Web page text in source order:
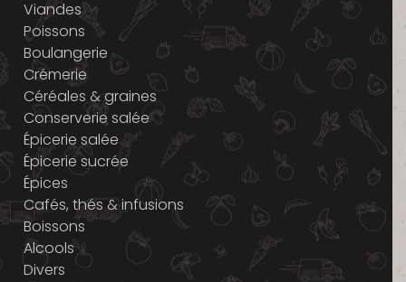
Viandes
Poissons
Boulangerie
Crémerie
Céréales & graines
Conserverie salée
Épicerie salée
Épicerie sucrée
Épices
Cafés, thés & infusions
Boissons
Alcools
Divers